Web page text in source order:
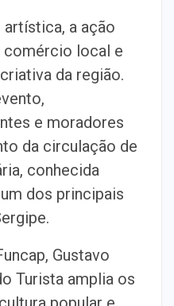
a ação
local e
da região.
e moradores
da circulação de
conhecida
dos principais
Gustavo
Turista amplia os